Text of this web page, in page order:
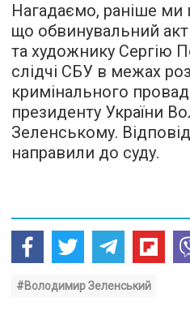
Нагадаємо, раніше ми
що обвинувальний акт
та художнику Сергію
слідчі СБУ в межах
кримінального
президенту України
Зеленському.
направили до суду.
#Володимир Зеленський